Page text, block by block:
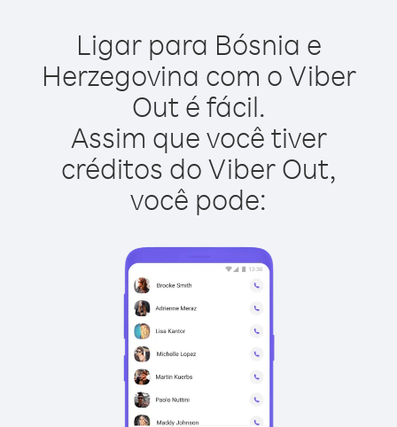
Ligar para Bósnia e
Herzegovina com o Viber
Out é fácil.
Assim que você tiver
créditos do Viber Out,
você pode: